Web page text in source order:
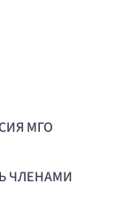
МГО
ЧЛЕНАМИ